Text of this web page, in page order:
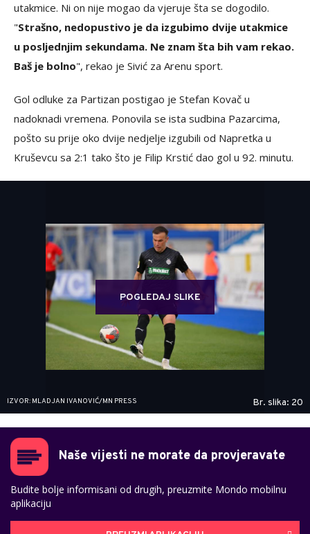
utakmice. Ni on nije mogao da vjeruje šta se dogodilo.
"Strašno, nedopustivo je da izgubimo dvije utakmice
u posljednjim sekundama. Ne znam šta bih vam rekao.
Baš je bolno", rekao je Sivić za Arenu sport.
Gol odluke za Partizan postigao je Stefan Kovač u
nadoknadi vremena. Ponovila se ista sudbina Pazarcima,
pošto su prije oko dvije nedjelje izgubili od Napretka u
Kruševcu sa 2:1 tako što je Filip Krstić dao gol u 92. minutu.
POGLEDAJ SLIKE
IZVOR: MLADJAN IVANOVIĆ/MN PRESS Br. slika: 20
Naše vijesti ne morate da provjeravate
Budite bolje informisani od drugih, preuzmite Mondo mobilnu
aplikaciju